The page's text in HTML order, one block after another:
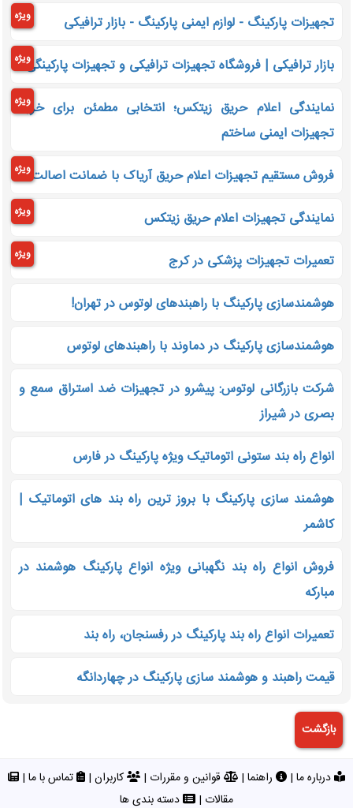
تجهیزات پارکینگ - لوازم ایمنی پارکینگ - بازار ترافیکی ویژه
بازار ترافیکی | فروشگاه تجهیزات ترافیکی و تجهیزات پارکینگیویژه
نمایندگی اعلام حریق زیتکس؛ انتخابی مطمئن برای خرید
تجهیزات ایمنی ساختم
ویژه
فروش مستقیم تجهیزات اعلام حریق آریاک با ضمانت اصالتویژه
نمایندگی تجهیزات اعلام حریق زیتکس ویژه
تعمیرات تجهیزات پزشکی در کرج ویژه
هوشمندسازی پارکینگ با راهبندهای لوتوس در تهران!
هوشمندسازی پارکینگ در دماوند با راهبندهای لوتوس
شرکت بازرگانی لوتوس: پیشرو در تجهیزات ضد استراق سمع و
بصری در شیراز
انواع راه بند ستونی اتوماتیک ویژه پارکینگ در فارس
هوشمند سازی پارکینگ با بروز ترین راه بند های اتوماتیک |
کاشمر
فروش انواع راه بند نگهبانی ویژه انواع پارکینگ هوشمند در
مبارکه
تعمیرات انواع راه بند پارکینگ در رفسنجان، راه بند
قیمت راهبند و هوشمند سازی پارکینگ در چهاردانگه
درباره ما | راهنما | قوانین و مقررات | کاربران | تماس با ما|
مقالات | دسته بندی ها